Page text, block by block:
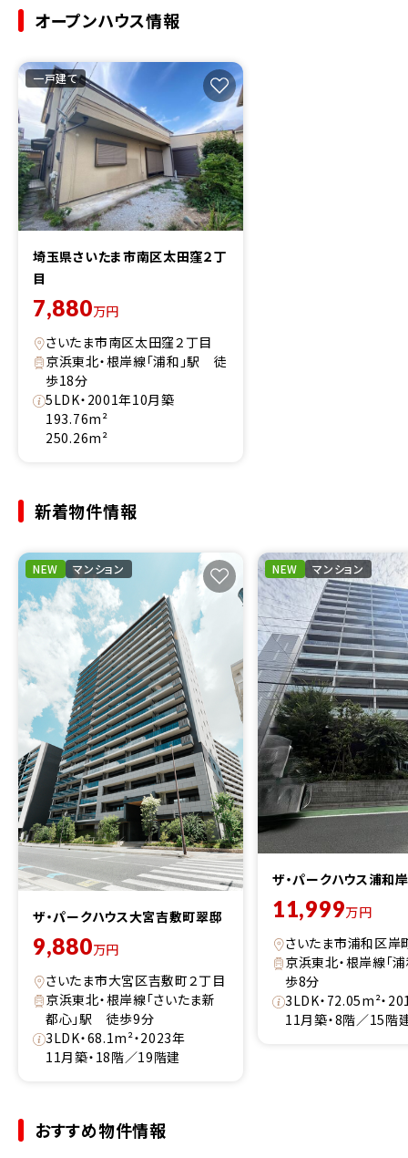
オープンハウス情報
一戸建て
埼玉県さいたま市南区太田窪２丁
目
7,880万円
さいたま市南区太田窪２丁目
京浜東北・根岸線「浦和」駅 徒
歩18分
5LDK・2001年10月築
193.76m²
250.26m²
新着物件情報
NEW マンション
ザ・パークハウス大宮吉敷町翠邸
9,880万円
さいたま市大宮区吉敷町２丁目
京浜東北・根岸線「さいたま新
都心」駅 徒歩9分
3LDK・68.1m²・2023年
11月築・18階／19階建
NEW マンション
ザ・パークハウス浦和
11,999万円
さいたま市浦和区岸
京浜東北・根岸線「
歩8分
3LDK・72.05m²・
11月築・8階／15階
おすすめ物件情報